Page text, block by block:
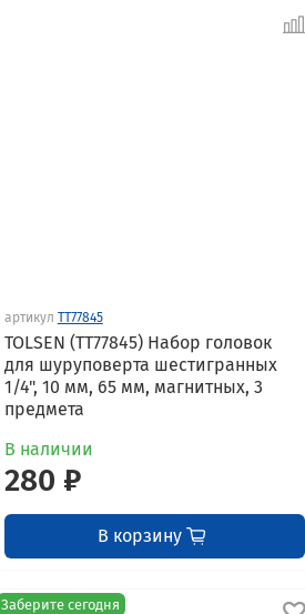
артикул TT77845
TOLSEN (TT77845) Набор головок
для шуруповерта шестигранных
1/4", 10 мм, 65 мм, магнитных, 3
предмета
В наличии
280 ₽
В корзину
Заберите сегодня